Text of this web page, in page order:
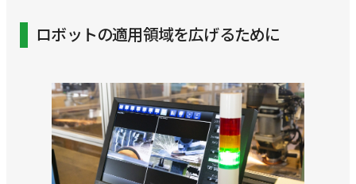
ロボットの適用領域を広げるために